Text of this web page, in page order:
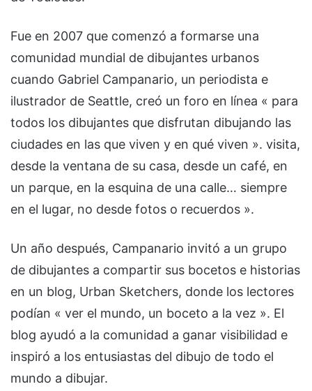
Fue en 2007 que comenzó a formarse una
comunidad mundial de dibujantes urbanos
cuando Gabriel Campanario, un periodista e
ilustrador de Seattle, creó un foro en línea « para
todos los dibujantes que disfrutan dibujando las
ciudades en las que viven y en qué viven ». visita,
desde la ventana de su casa, desde un café, en
un parque, en la esquina de una calle… siempre
en el lugar, no desde fotos o recuerdos ».
Un año después, Campanario invitó a un grupo
de dibujantes a compartir sus bocetos e historias
en un blog, Urban Sketchers, donde los lectores
podían « ver el mundo, un boceto a la vez ». El
blog ayudó a la comunidad a ganar visibilidad e
inspiró a los entusiastas del dibujo de todo el
mundo a dibujar.